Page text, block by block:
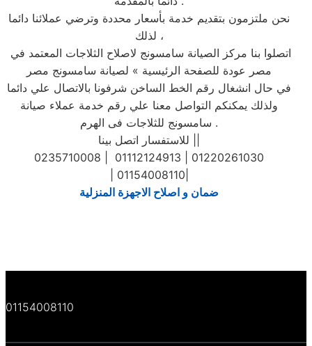
نحن ملتزمون بتقديم خدمة بأسعار محددة وترضي عملائنا دائما
لذلك ،
مصر عودة للصفحة الرئيسية » لصيانة سامسونج مصر
في حال انشغال رقم الخط الساخن شرفونا بالاتصال علي دائما
ولذلك يمكنكم التواصل معنا علي رقم خدمة عملاء صيانة
سامسونج للثلاجات فى الهرم .
0235710008 | 01112124913 | 01220261030
| 01154008110|
ضمان و اصلاح الاجهزة المنزلية
01154008110